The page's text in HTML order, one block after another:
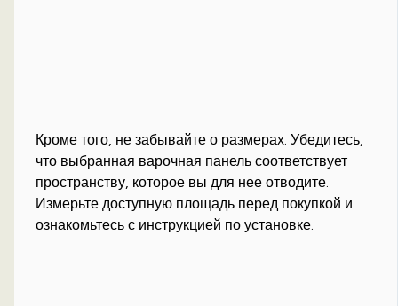
Кроме того, не забывайте о размерах. Убедитесь,
что выбранная варочная панель соответствует
пространству, которое вы для нее отводите.
Измерьте доступную площадь перед покупкой и
ознакомьтесь с инструкцией по установке.